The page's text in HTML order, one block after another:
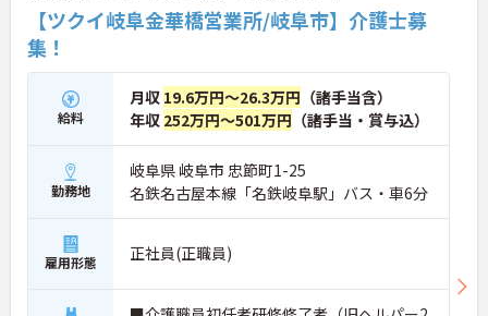
【ツクイ岐阜金華橋営業所/岐阜市】介護士募
集！
給料
月収 19.6万円～26.3万円 （諸手当含）
年収 252万円～501万円 （諸手当・賞与込）
勤務地
岐阜県 岐阜市 忠節町1-25
名鉄名古屋本線「名鉄岐阜駅」バス・車6分
雇用形態 正社員(正職員)